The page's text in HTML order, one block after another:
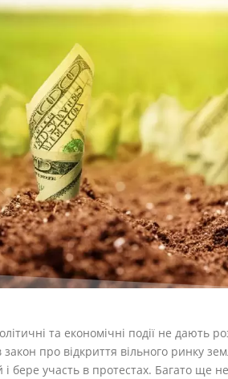
та економічні події не дають
про відкриття вільного ринку
бере участь в протестах. Багато ще